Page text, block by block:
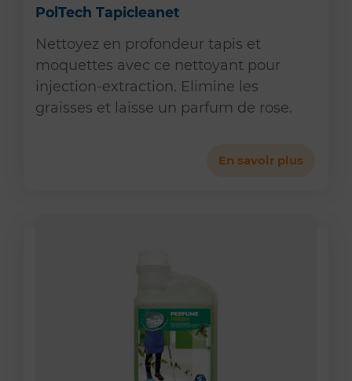
PolTech Tapicleanet
Nettoyez en profondeur tapis et
moquettes avec ce nettoyant pour
injection-extraction. Elimine les
graisses et laisse un parfum de rose.
En savoir plus